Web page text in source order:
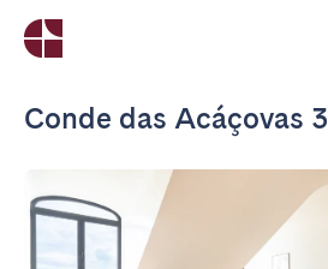
Conde das Acáçovas 3